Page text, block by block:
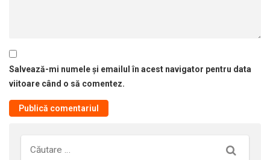
Salvează-mi numele și emailul în acest navigator pentru data
viitoare când o să comentez.
Căutare